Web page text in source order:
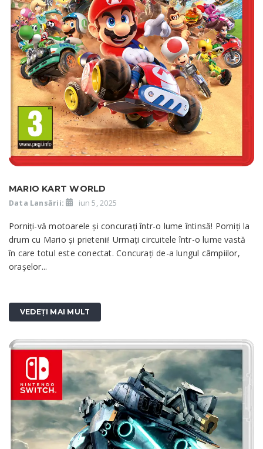
MARIO KART WORLD
Data Lansării: iun 5, 2025
Porniți-vă motoarele și concurați într-o lume întinsă! Porniți la
drum cu Mario și prietenii! Urmați circuitele într-o lume vastă
în care totul este conectat. Concurați de-a lungul câmpiilor,
orașelor...
VEDEȚI MAI MULT